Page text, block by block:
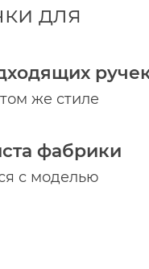
для
же стиле
фабрики
с моделью